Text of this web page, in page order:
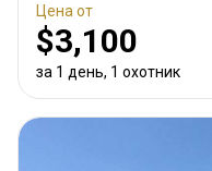
Цена от
$3,100
за 1 день, 1 охотник